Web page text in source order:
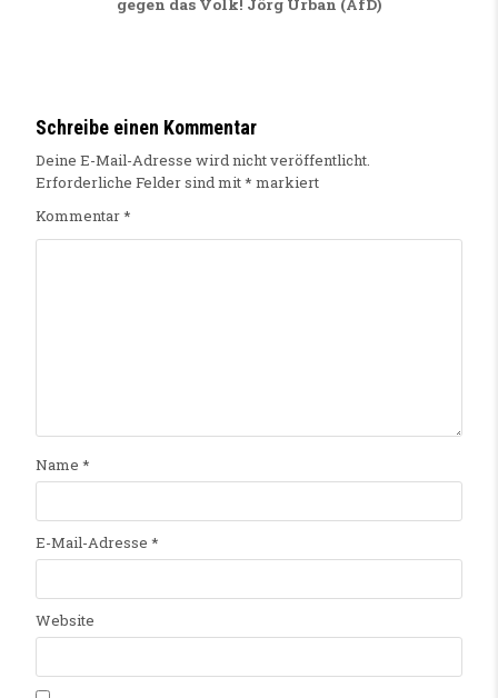
gegen das Volk! Jörg Urban (AfD)
Schreibe einen Kommentar
Deine E-Mail-Adresse wird nicht veröffentlicht.
Erforderliche Felder sind mit* markiert
Kommentar*
Name *
E-Mail-Adresse *
Website